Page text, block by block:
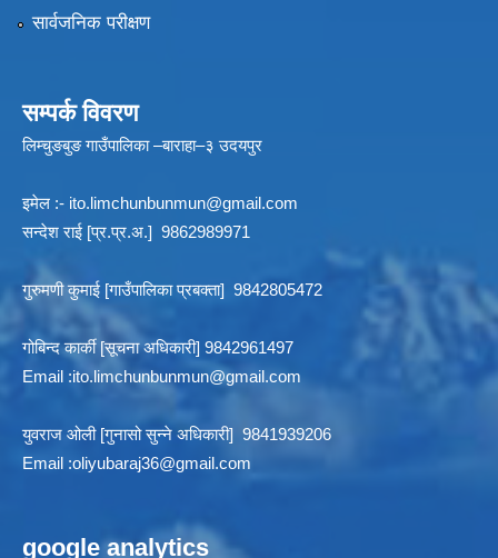
सार्वजनिक परीक्षण
सम्पर्क विवरण
लिम्चुङबुङ गाउँपालिका –बाराहा–३ उदयपुर
इमेल :- ito.limchunbunmun@gmail.com
सन्देश राई [प्र.प्र.अ.] 9862989971
गुरुमणी कुमाई [गाउँपालिका प्रबक्ता] 9842805472
गोबिन्द कार्की [सूचना अधिकारी] 9842961497
Email :ito.limchunbunmun@gmail.com
युवराज ओली [गुनासो सुन्ने अधिकारी] 9841939206
Email :oliyubaraj36@gmail.com
google analytics